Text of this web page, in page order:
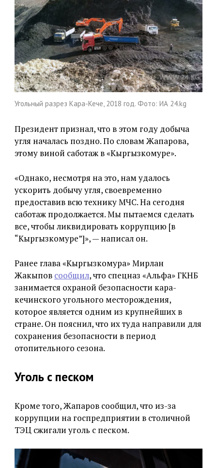
Угольный разрез Кара-Кече, 2018 год. Фото: ИА 24.kg
Президент признал, что в этом году добыча
угля началась поздно. По словам Жапарова,
этому виной саботаж в «Кыргызкомуре».
«Однако, несмотря на это, нам удалось
ускорить добычу угля, своевременно
предоставив всю технику МЧС. На сегодня
саботаж продолжается. Мы пытаемся сделать
все, чтобы ликвидировать коррупцию [в
“Кыргызкомуре”]», — написал он.
Ранее глава «Кыргызкомура» Мирлан
Жакыпов сообщил, что спецназ «Альфа» ГКНБ
занимается охраной безопасности кара-
кечинского угольного месторождения,
которое является одним из крупнейших в
стране. Он пояснил, что их туда направили для
сохранения безопасности в период
отопительного сезона.
Уголь с песком
Кроме того, Жапаров сообщил, что из-за
коррупции на госпредприятии в столичной
ТЭЦ сжигали уголь с песком.